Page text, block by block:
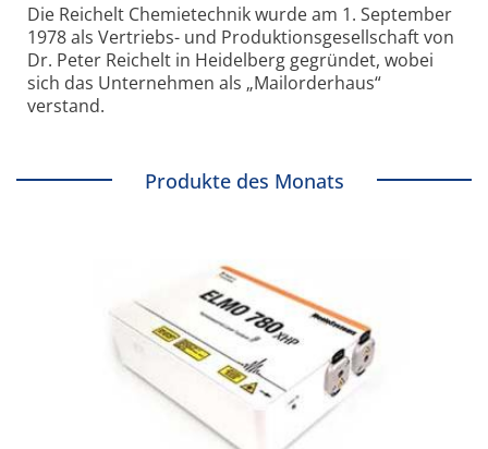
Die Reichelt Chemietechnik wurde am 1. September
1978 als Vertriebs- und Produktionsgesellschaft von
Dr. Peter Reichelt in Heidelberg gegründet, wobei
sich das Unternehmen als „Mailorderhaus“
verstand.
Produkte des Monats